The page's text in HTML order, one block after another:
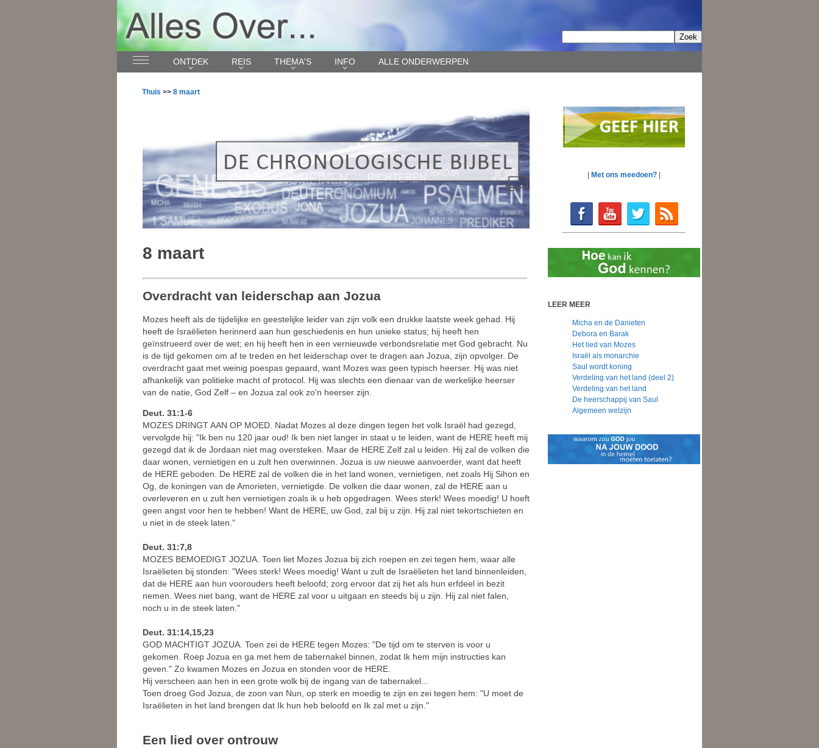
Thuis >> 8 maart
8 maart
Overdracht van leiderschap aan Jozua
Mozes heeft als de tijdelijke en geestelijke leider van zijn volk een drukke laatste week gehad. Hij
heeft de Israëlieten herinnerd aan hun geschiedenis en hun unieke status; hij heeft hen
geïnstrueerd over de wet; en hij heeft hen in een vernieuwde verbondsrelatie met God gebracht. Nu
is de tijd gekomen om af te treden en het leiderschap over te dragen aan Jozua, zijn opvolger. De
overdracht gaat met weinig poespas gepaard, want Mozes was geen typisch heerser. Hij was niet
afhankelijk van politieke macht of protocol. Hij was slechts een dienaar van de werkelijke heerser
van de natie, God Zelf – en Jozua zal ook zo'n heerser zijn.
Deut. 31:1-6
MOZES DRINGT AAN OP MOED. Nadat Mozes al deze dingen tegen het volk Israël had gezegd,
vervolgde hij: "Ik ben nu 120 jaar oud! Ik ben niet langer in staat u te leiden, want de HERE heeft mij
gezegd dat ik de Jordaan niet mag oversteken. Maar de HERE Zelf zal u leiden. Hij zal de volken die
daar wonen, vernietigen en u zult hen overwinnen. Jozua is uw nieuwe aanvoerder, want dat heeft
de HERE geboden. De HERE zal de volken die in het land wonen, vernietigen, net zoals Hij Sihon en
Og, de koningen van de Amorieten, vernietigde. De volken die daar wonen, zal de HERE aan u
overleveren en u zult hen vernietigen zoals ik u heb opgedragen. Wees sterk! Wees moedig! U hoeft
geen angst voor hen te hebben! Want de HERE, uw God, zal bij u zijn. Hij zal niet tekortschieten en
u niet in de steek laten."
Deut. 31:7,8
MOZES BEMOEDIGT JOZUA. Toen liet Mozes Jozua bij zich roepen en zei tegen hem, waar alle
Israëlieten bij stonden: "Wees sterk! Wees moedig! Want u zult de Israëlieten het land binnenleiden,
dat de HERE aan hun voorouders heeft beloofd; zorg ervoor dat zij het als hun erfdeel in bezit
nemen. Wees niet bang, want de HERE zal voor u uitgaan en steeds bij u zijn. Hij zal niet falen,
noch u in de steek laten."
Deut. 31:14,15,23
GOD MACHTIGT JOZUA. Toen zei de HERE tegen Mozes: "De tijd om te sterven is voor u
gekomen. Roep Jozua en ga met hem de tabernakel binnen, zodat Ik hem mijn instructies kan
geven." Zo kwamen Mozes en Jozua en stonden voor de HERE.
Hij verscheen aan hen in een grote wolk bij de ingang van de tabernakel...
Toen droeg God Jozua, de zoon van Nun, op sterk en moedig te zijn en zei tegen hem: "U moet de
Israëlieten in het land brengen dat Ik hun heb beloofd en Ik zal met u zijn."
Een lied over ontrouw
Met ons meedoen?
LEER MEER
Micha en de Danieten
Debora en Barak
Het lied van Mozes
Israël als monarchie
Saul wordt koning
Verdeling van het land (deel 2)
Verdeling van het land
De heerschappij van Saul
Algemeen welzijn
ONTDEK REIS THEMA'S INFO ALLE ONDERWERPEN